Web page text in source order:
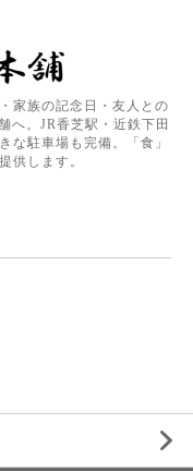
家族の記念日・友人との
へ。JR香芝駅・近鉄下田
な駐車場も完備。「食」
供します。